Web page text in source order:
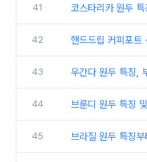
41 코스타리카 원두
42 핸드드립 커피포
43 우간다 원두 특징,
44 브룬디 원두 특징
45 브라질 원두 특징